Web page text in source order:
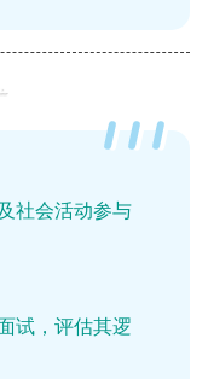
社会活动参与
试，评估其逻